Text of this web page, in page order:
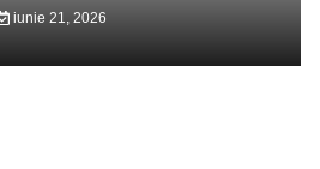
iunie 21, 2026